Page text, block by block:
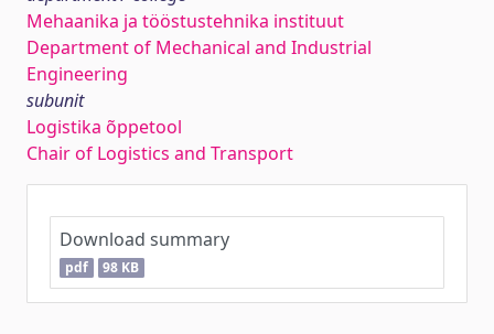
Mehaanika ja tööstustehnika instituut
Department of Mechanical and Industrial
Engineering
subunit
Logistika õppetool
Chair of Logistics and Transport
Download summary
pdf 98 KB